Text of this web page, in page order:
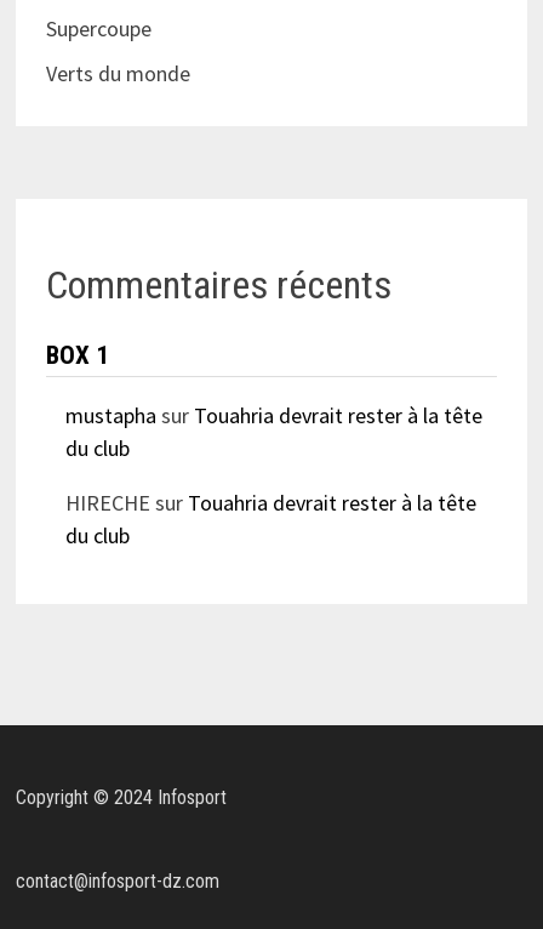
Supercoupe
Verts du monde
Commentaires récents
BOX 1
mustapha sur Touahria devrait rester à la tête
du club
HIRECHE sur Touahria devrait rester à la tête
du club
Copyright © 2024 Infosport
contact@infosport-dz.com